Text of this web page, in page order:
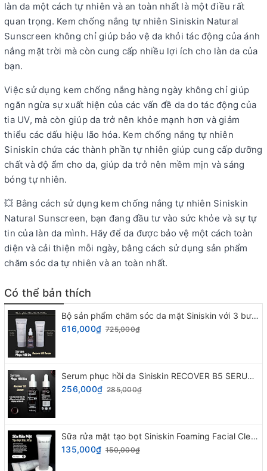
làn da một cách tự nhiên và an toàn nhất là một điều rất
quan trọng. Kem chống nắng tự nhiên Siniskin Natural
Sunscreen không chỉ giúp bảo vệ da khỏi tác động của ánh
nắng mặt trời mà còn cung cấp nhiều lợi ích cho làn da của
bạn.
Việc sử dụng kem chống nắng hàng ngày không chỉ giúp
ngăn ngừa sự xuất hiện của các vấn đề da do tác động của
tia UV, mà còn giúp da trở nên khỏe mạnh hơn và giảm
thiểu các dấu hiệu lão hóa. Kem chống nắng tự nhiên
Siniskin chứa các thành phần tự nhiên giúp cung cấp dưỡng
chất và độ ẩm cho da, giúp da trở nên mềm mịn và sáng
bóng tự nhiên.
💥 Bằng cách sử dụng kem chống nắng tự nhiên Siniskin
Natural Sunscreen, bạn đang đầu tư vào sức khỏe và sự tự
tin của làn da mình. Hãy để da được bảo vệ một cách toàn
diện và cải thiện mỗi ngày, bằng cách sử dụng sản phẩm
chăm sóc da tự nhiên và an toàn nhất.
Có thể bản thích
Bộ sản phẩm chăm sóc da mặt Siniskin với 3 bước đơn giản
616,000₫ 725,000₫
Serum phục hồi da Siniskin RECOVER B5 SERUM 30ml
256,000₫ 285,000₫
Sữa rửa mặt tạo bọt Siniskin Foaming Facial Cleanser
135,000₫ 150,000₫